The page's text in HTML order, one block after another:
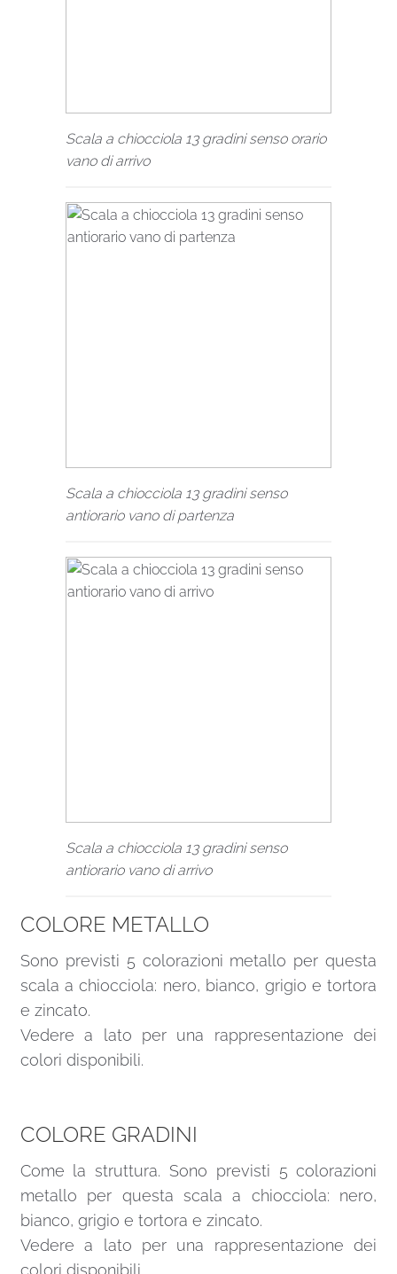
Scala a chiocciola 13 gradini senso orario
vano di arrivo
Scala a chiocciola 13 gradini senso
antiorario vano di partenza
Scala a chiocciola 13 gradini senso
antiorario vano di arrivo
COLORE METALLO
Sono previsti 5 colorazioni metallo per questa
scala a chiocciola: nero, bianco, grigio e tortora
e zincato.
Vedere a lato per una rappresentazione dei
colori disponibili.
COLORE GRADINI
Come la struttura. Sono previsti 5 colorazioni
metallo per questa scala a chiocciola: nero,
bianco, grigio e tortora e zincato.
Vedere a lato per una rappresentazione dei
colori disponibili.